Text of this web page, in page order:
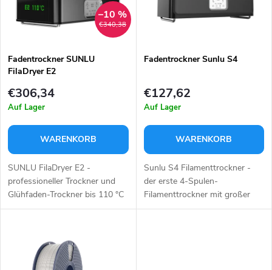
u
t
s
o
r
t
e
d
e
r
P
r
€340,38
–10 %
Fadentrockner SUNLU
FilaDryer E2
€306,34
Auf Lager
WARENKORB
SUNLU FilaDryer E2 -
professioneller Trockner und
Glühfaden-Trockner bis 110 °C
Der SUNLU FilaDryer E2 ist ein
Glühfunktion, der...
Fadentrockner Sunlu S4
€127,62
Auf Lager
WARENKORB
Sunlu S4 Filamenttrockner -
der erste 4-Spulen-
Filamenttrockner mit großer
Kapazität. Er ist in der Lage,